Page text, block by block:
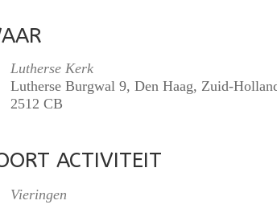
iCalendar
Lutherse Kerk
Lutherse Burgwal 9, Den Haag, Zuid-
2512 CB
ACTIVITEIT
Vieringen